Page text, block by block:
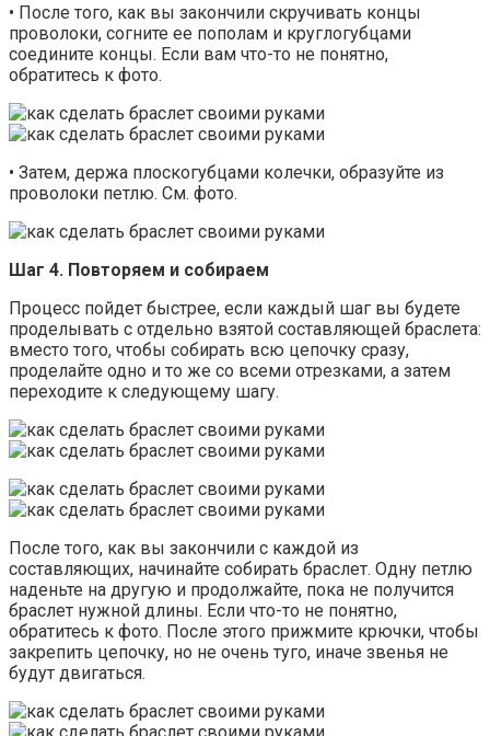
• После того, как вы закончили скручивать концы
проволоки, согните ее пополам и круглогубцами
соедините концы. Если вам что-то не понятно,
обратитесь к фото.
• Затем, держа плоскогубцами колечки, образуйте из
проволоки петлю. См. фото.
Шаг 4. Повторяем и собираем
Процесс пойдет быстрее, если каждый шаг вы будете
проделывать с отдельно взятой составляющей браслета:
вместо того, чтобы собирать всю цепочку сразу,
проделайте одно и то же со всеми отрезками, а затем
переходите к следующему шагу.
После того, как вы закончили с каждой из
составляющих, начинайте собирать браслет. Одну петлю
наденьте на другую и продолжайте, пока не получится
браслет нужной длины. Если что-то не понятно,
обратитесь к фото. После этого прижмите крючки, чтобы
закрепить цепочку, но не очень туго, иначе звенья не
будут двигаться.